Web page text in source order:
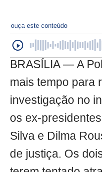
ouça este conteúdo
BRASÍLIA — A
mais tempo para
investigação no
os ex-
Silva e Dilma
de justiça. Os